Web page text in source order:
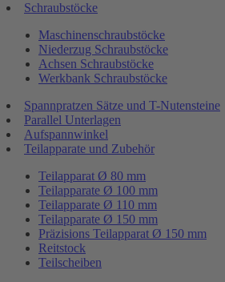
Schraubstöcke
Maschinenschraubstöcke
Niederzug Schraubstöcke
Achsen Schraubstöcke
Werkbank Schraubstöcke
Spannpratzen Sätze und T-Nutensteine
Parallel Unterlagen
Aufspannwinkel
Teilapparate und Zubehör
Teilapparat Ø 80 mm
Teilapparate Ø 100 mm
Teilapparate Ø 110 mm
Teilapparate Ø 150 mm
Präzisions Teilapparat Ø 150 mm
Reitstock
Teilscheiben